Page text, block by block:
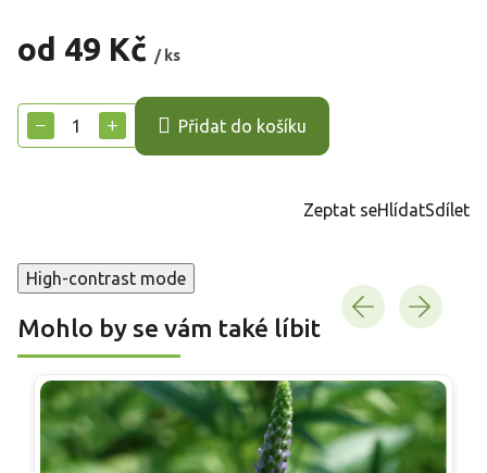
od 49 Kč / ks
cena:
+
− Přidat do košíku
Zeptat seHlídatSdílet
High-contrast mode
Mohlo by se vám také líbit